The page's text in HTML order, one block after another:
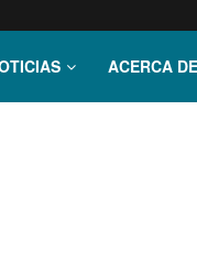
ACERCA DE